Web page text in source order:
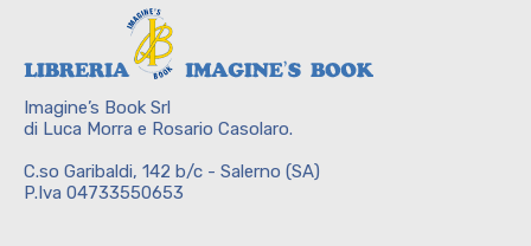
Imagine’s Book Srl
di Luca Morra e Rosario Casolaro.
C.so Garibaldi, 142 b/c - Salerno (SA)
P.Iva 04733550653